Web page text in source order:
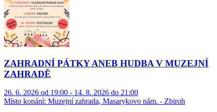
ZAHRADNÍ PÁTKY ANEB HUDBA V MUZEJNÍ
ZAHRADĚ
26. 6. 2026 od 19:00 - 14. 8. 2026 do 21:00
Místo konání: Muzejní zahrada, Masarykovo nám. - Zbiroh